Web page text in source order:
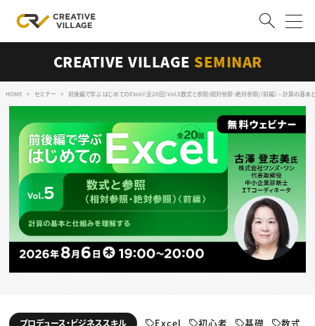
ログイン 会員登録
RECRUIT
クリエイター求人を探す
CREATIVE JOB求人検索
特集求人
採用説明会
転職支援サービス
CONTENTS
スキルアップしたい！
動画配信・映像制作
TOP Creator’s コラム トップ
CREATIVE VILLAGE SEMINAR
HOME セミナー 前後編で学ぶ はじめてのExcel（全20回）Vol.5数式と参照(相対参照・絶対参照)（前編）～計算の基本
プロデュース・ビジネススキル Excel 初心者 基礎 数式